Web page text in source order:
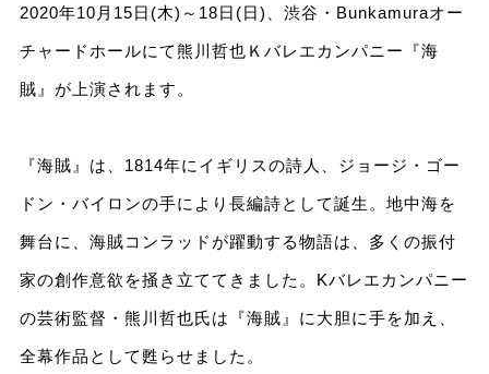
2020年10月15日(木)～18日(日)、渋谷・Bunkamuraオー
チャードホールにて熊川哲也Ｋバレエカンパニー『海
賊』が上演されます。
『海賊』は、1814年にイギリスの詩人、ジョージ・ゴー
ドン・バイロンの手により長編詩として誕生。地中海を
舞台に、海賊コンラッドが躍動する物語は、多くの振付
家の創作意欲を掻き立ててきました。Kバレエカンパニー
の芸術監督・熊川哲也氏は『海賊』に大胆に手を加え、
全幕作品として甦らせました。